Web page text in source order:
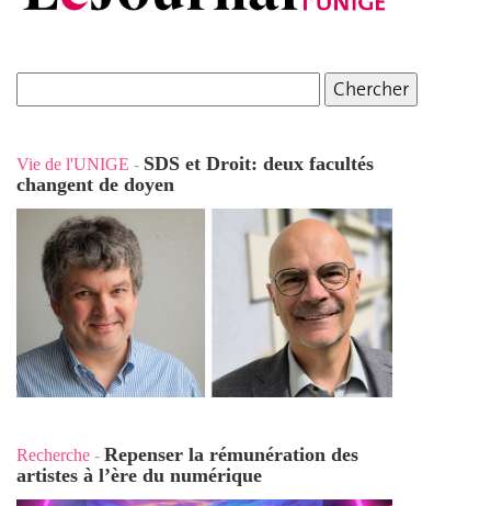
Vie de l'UNIGE - SDS et Droit: deux facultés
changent de doyen
Recherche - Repenser la rémunération des
artistes à l’ère du numérique